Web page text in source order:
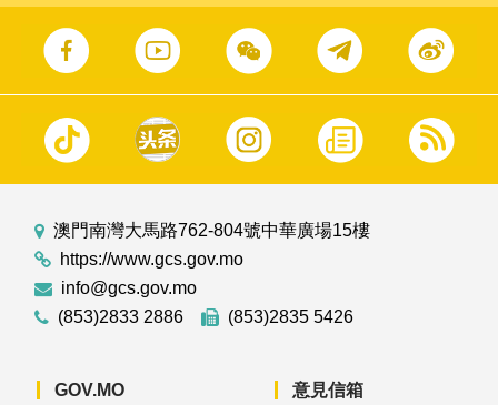
澳門南灣大馬路762-804號中華廣場15樓
https://www.gcs.gov.mo
info@gcs.gov.mo
(853)2833 2886
(853)2835 5426
GOV.MO 意見信箱